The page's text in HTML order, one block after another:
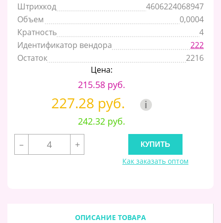
Штрихкод
4606224068947
Объем
0,0004
Кратность
4
Идентификатор вендора
222
Остаток
2216
Цена:
215.58 руб.
227.28 руб. i
242.32 руб.
–
+
Как заказать оптом
ОПИСАНИЕ ТОВАРА